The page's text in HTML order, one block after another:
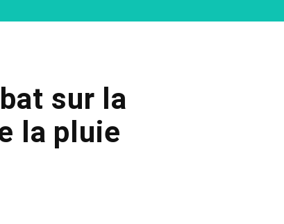
sur la
la pluie